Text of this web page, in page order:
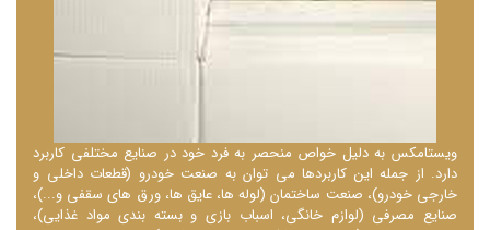
ویستامکس به دلیل خواص منحصر به فرد خود در صنایع مختلفی کاربرد
دارد. از جمله این کاربردها می‌ توان به صنعت خودرو (قطعات داخلی و
خارجی خودرو)، صنعت ساختمان (لوله ‌ها، عایق ‌ها، ورق ‌های سقفی و...)،
صنایع مصرفی (لوازم خانگی، اسباب ‌بازی و بسته ‌بندی مواد غذایی)،